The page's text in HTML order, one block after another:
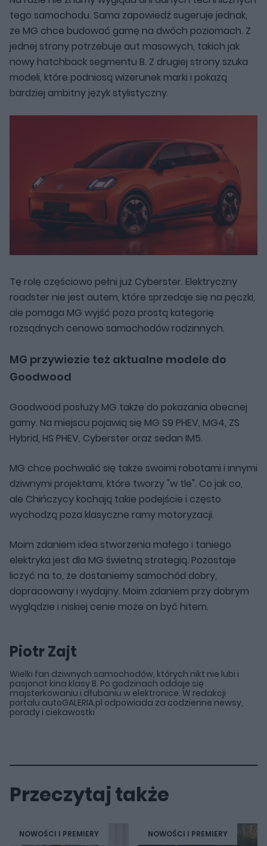
tego samochodu. Sama zapowiedź sugeruje jednak,
że MG chce budować gamę na dwóch poziomach. Z
jednej strony potrzebuje aut masowych, takich jak
nowy hatchback segmentu B. Z drugiej strony szuka
modeli, które podniosą wizerunek marki i pokażą
bardziej ambitny język stylistyczny.
Tę rolę częściowo pełni już Cyberster. Elektryczny
roadster nie jest autem, które sprzedaje się na pęczki,
ale pomaga MG wyjść poza prostą kategorię
rozsądnych cenowo samochodów rodzinnych.
MG przywiezie też aktualne modele do
Goodwood
Goodwood posłuży MG także do pokazania obecnej
gamy. Na miejscu pojawią się MG S9 PHEV, MG4, ZS
Hybrid, HS PHEV, Cyberster oraz sedan IM5.
MG chce pochwalić się także swoimi robotami i innymi
dziwnymi projektami, które tworzy "w tle". Co jak co,
ale Chińczycy kochają takie podejście i często
wychodzą poza klasyczne ramy motoryzacji.
Moim zdaniem idea stworzenia małego i taniego
elektryka jest dla MG świetną strategią. Pozostaje
liczyć na to, że dostaniemy samochód dobry,
dopracowany i wydajny. Moim zdaniem przy dobrym
wyglądzie i niskiej cenie może on być hitem.
Piotr Zajt
Wielki fan dziwnych samochodów, których nikt nie lubi i
pasjonat kina klasy B. Po godzinach oddaje się
majsterkowaniu i dłubaniu w elektronice. W redakcji
portalu autoGALERIA.pl odpowiada za codzienne newsy,
porady i ciekawostki
Przeczytaj także
NOWOŚCI I PREMIERY NOWOŚCI I PREMIERY